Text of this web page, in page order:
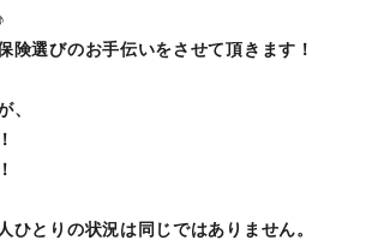
険選びのお手伝いをさせて頂きます！
、
とりの状況は同じではありません。